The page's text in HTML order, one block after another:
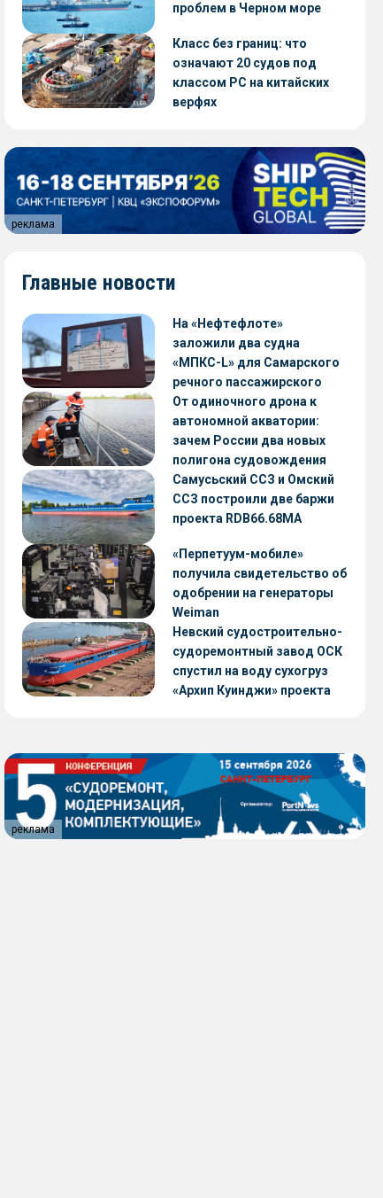
проблем в Черном море
Класс без границ: что
означают 20 судов под
классом РС на китайских
верфях
реклама
Главные новости
На «Нефтефлоте»
заложили два судна
«МПКС-L» для Самарского
речного пассажирского
предприятия
От одиночного дрона к
автономной акватории:
зачем России два новых
полигона судовождения
Самусьский ССЗ и Омский
ССЗ построили две баржи
проекта RDB66.68МА
«Перпетуум-мобиле»
получила свидетельство об
одобрении на генераторы
Weiman
Невский судостроительно-
судоремонтный завод ОСК
спустил на воду сухогруз
«Архип Куинджи» проекта
реклама